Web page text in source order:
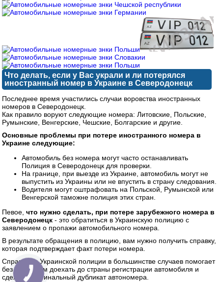
Что делать, если у Вас украли и ли потерялся
иностранный номер в Украине в Северодонецк
Последнее время участились случаи воровства иностранных
номеров в Северодонецк.
Как правило воруют следующие номера: Литовские, Польские,
Румынские, Венгерские, Чешские, Болгарские и другие.
Основные проблемы при потере иностранного номера в
Украине следующие:
Автомобиль без номера могут часто останавливать
Полиция в Северодонецк для проверки.
На границе, при выезде из Украине, автомобиль могут не
выпустить из Украины или не впустить в страну следования.
Водителя могут оштрафовать на Польской, Румынской или
Венгерской таможне полиция этих стран.
Певое, что нужно сделать, при потере зарубежного номера в
Северодонецк - это обратиться в Украинскую полицию с
заявлением о пропажи автомобильного номера.
В результате обращения в полицию, вам нужно получить справку,
которая подтверждает факт потери номера.
Справка из Украинской полиции в большинстве случаев помогает
без проблемм доехать до страны регистрации автомобиля и
сделать оригинальный дубликат автономера.